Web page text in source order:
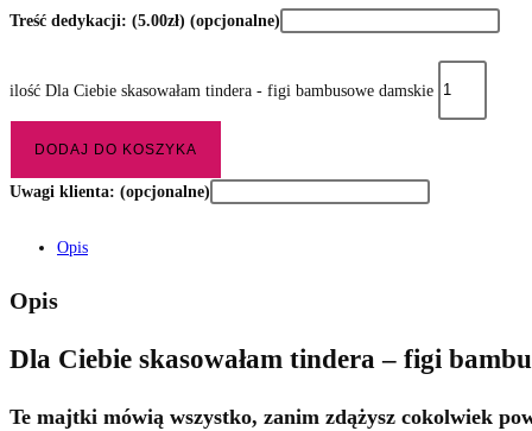
Treść dedykacji: (5.00zł) (opcjonalne)
ilość Dla Ciebie skasowałam tindera - figi bambusowe damskie
DODAJ DO KOSZYKA
Uwagi klienta: (opcjonalne)
Opis
Opis
Dla Ciebie skasowałam tindera – figi
Te majtki mówią wszystko, zanim zdążysz cokolwiek